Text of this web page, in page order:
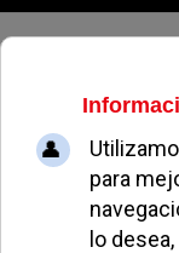
El
estar